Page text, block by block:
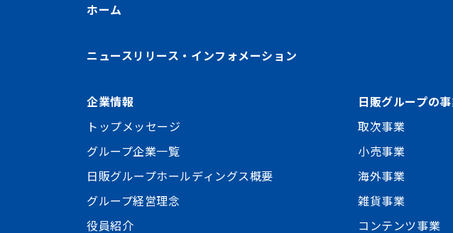
ホーム
ニュースリリース・インフォメーション
企業情報
トップメッセージ
グループ企業一覧
日販グループホールディングス概要
グループ経営理念
役員紹介
日販グループの
取次事業
小売事業
海外事業
雑貨事業
コンテンツ事業